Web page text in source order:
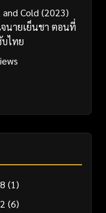
Cold (2023)
นายเย็นชา ตอนที่
ไทย
(1)
(6)